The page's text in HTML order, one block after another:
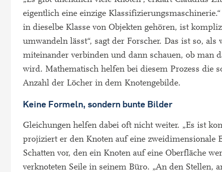
eigentlich eine einzige
in dieselbe Klasse von Objekten gehören, ist
umwandeln lässt“, sagt der Forscher. Das ist so,
miteinander verbinden und dann schauen, ob man
wird. Mathematisch helfen bei diesem Prozess die
Anzahl der Löcher in dem Knotengebilde.
Keine Formeln, sondern bunte Bilder
Gleichungen helfen dabei oft nicht weiter. „Es ist
projiziert er den Knoten auf eine zweidimensionale
Schatten vor, den ein Knoten auf eine Oberfläche
verknoteten Seile in seinem Büro. „An den Stellen,